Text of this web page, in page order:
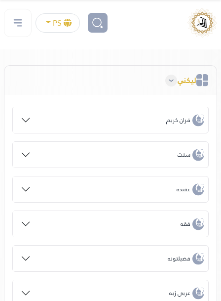
لیکنې
قران کریم
سنت
عقیده
فقه
فضیلتونه
عربي ژبه